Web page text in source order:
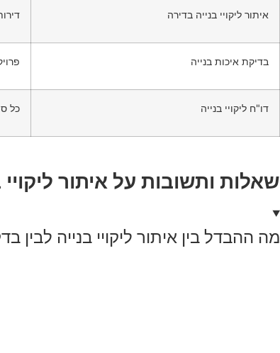
איתור ליקויי בנייה בדירה
בדיקת איכות בנייה
דו"ח ליקויי בנייה כל
שאלות ותשובות על איתור ליקויי
מה ההבדל בין איתור ליקויי בנייה לבין